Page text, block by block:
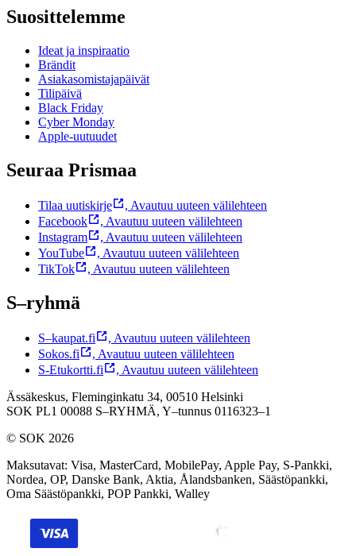
Suosittelemme
Ideat ja inspiraatio
Brändit
Asiakasomistajapäivät
Tilipäivä
Black Friday
Cyber Monday
Apple-uutuudet
Seuraa Prismaa
Tilaa uutiskirje , Avautuu uuteen välilehteen
Facebook
, Avautuu uuteen välilehteen
Instagram
, Avautuu uuteen välilehteen
YouTube
, Avautuu uuteen välilehteen
TikTok
, Avautuu uuteen välilehteen
S–ryhmä
S–kaupat.fi , Avautuu uuteen välilehteen
Sokos.fi
, Avautuu uuteen välilehteen
S-Etukortti.fi
, Avautuu uuteen välilehteen
Ässäkeskus, Fleminginkatu 34, 00510 Helsinki
SOK PL1 00088 S–RYHMÄ, Y–tunnus 0116323–1
© SOK 2026
Maksutavat: Visa, MasterCard, MobilePay, Apple Pay, S-Pankki,
Nordea, OP, Danske Bank, Aktia, Ålandsbanken, Säästöpankki,
Oma Säästöpankki, POP Pankki, Walley